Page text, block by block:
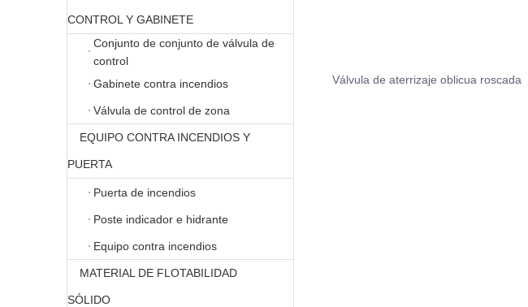
CONTROL Y GABINETE
Conjunto de conjunto de válvula de
control
Gabinete contra incendios
Válvula de control de zona
EQUIPO CONTRA INCENDIOS Y
PUERTA
Puerta de incendios
Poste indicador e hidrante
Equipo contra incendios
MATERIAL DE FLOTABILIDAD
SÓLIDO
Válvula de aterrizaje oblicua roscada